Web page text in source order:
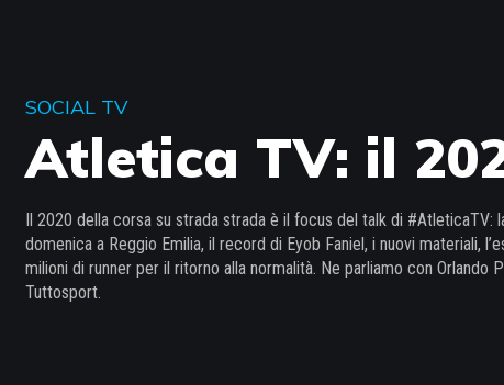
SOCIAL TV
Atletica TV: il
Il 2020 della corsa su strada strada è il focus del talk di #AtleticaTV:
domenica a Reggio Emilia, il record di Eyob Faniel, i nuovi materiali,
milioni di runner per il ritorno alla normalità. Ne parliamo con
Tuttosport.